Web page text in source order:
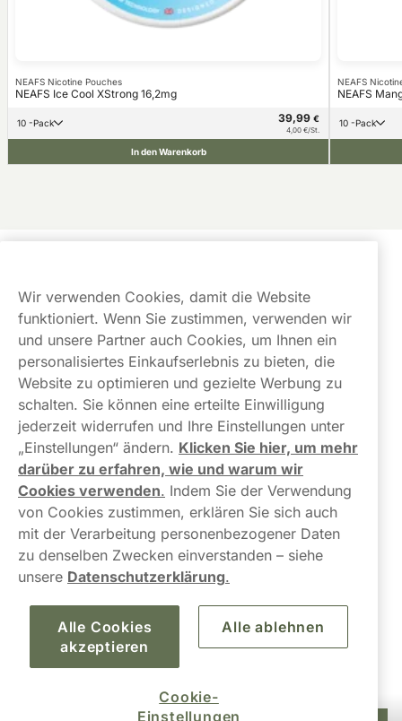
NEAFS Nicotine Pouches
NEAFS Ice Cool XStrong 16,2mg
10 -Pack 39,99 €
4,00 €/St.
In den Warenkorb
NEAFS
NEAFS
10 -Pack
Kontaktiere uns!
hallo@northerner.com
+498001844282
Mo-Do: 08-17 Uhr (Pause: 12-13) Fr: 09-17 Uhr
Links
Über uns
Wir verwenden Cookies, damit die Website
funktioniert. Wenn Sie zustimmen, verwenden wir
und unsere Partner auch Cookies, um Ihnen ein
personalisiertes Einkaufserlebnis zu bieten, die
Website zu optimieren und gezielte Werbung zu
schalten. Sie können eine erteilte Einwilligung
jederzeit widerrufen und Ihre Einstellungen unter
„Einstellungen“ ändern. Klicken Sie hier, um mehr
darüber zu erfahren, wie und warum wir
Cookies verwenden. Indem Sie der Verwendung
von Cookies zustimmen, erklären Sie sich auch
mit der Verarbeitung personenbezogener Daten
zu denselben Zwecken einverstanden – siehe
unsere Datenschutzerklärung.
Alle Cookies
akzeptieren
Alle ablehnen
Cookie-
Einstellungen